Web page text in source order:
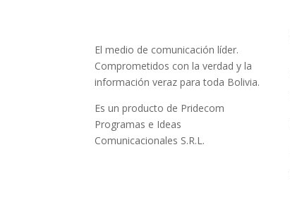
El medio de comunicación líder.
Comprometidos con la verdad y la
información veraz para toda Bolivia.
Es un producto de Pridecom
Programas e Ideas
Comunicacionales S.R.L.